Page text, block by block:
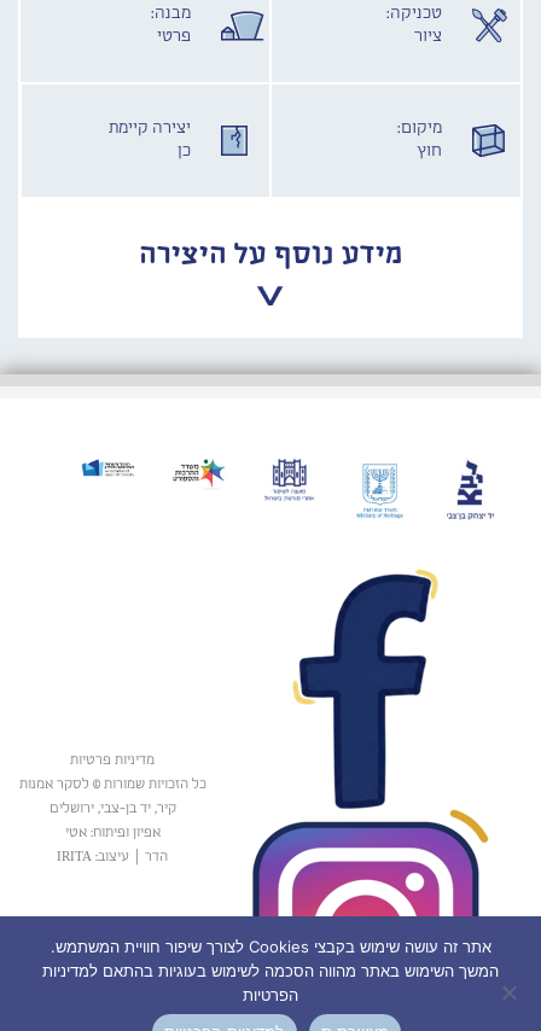
טכניקה:
ציור
מבנה:
פרטי
מיקום:
חוץ
יצירה קיימת
כן
מידע נוסף על היצירה
מדיניות פרטיות
כל הזכויות שמורות © לסקר אמנות
קיר, יד בן-צבי, ירושלים
אפיון ופיתוח: אטי
הדר
עיצוב: IRITA
אתר זה עושה שימוש בקבצי Cookies לצורך שיפור חוויית המשתמש.
המשך השימוש באתר מהווה הסכמה לשימוש בעוגיות בהתאם למדיניות
הפרטיות